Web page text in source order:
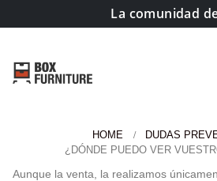
La comunidad
HOME
DUDAS
¿DÓNDE PUEDO VER
Aunque la venta, la realizamos